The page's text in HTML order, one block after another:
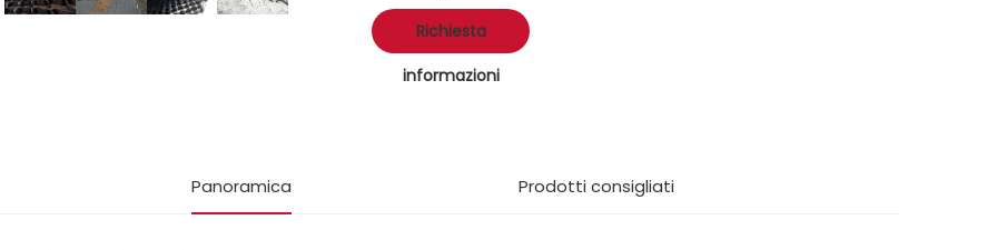
Richiesta
informazioni
Panoramica Prodotti consigliati